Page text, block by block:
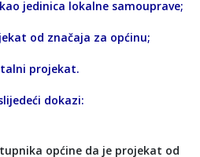
jedinica lokalne samouprave;
od značaja za općinu;
projekat.
dokazi:
općine da je projekat od